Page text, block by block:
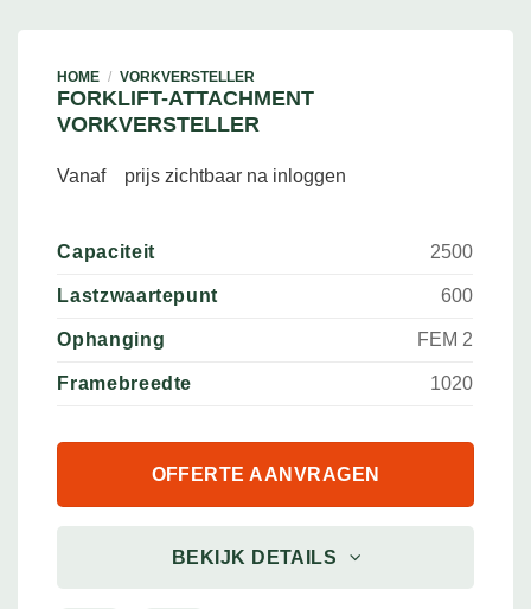
HOME / VORKVERSTELLER
FORKLIFT-ATTACHMENT
VORKVERSTELLER
Vanaf prijs zichtbaar na inloggen
Capaciteit 2500
Lastzwaartepunt 600
Ophanging FEM 2
Framebreedte 1020
OFFERTE AANVRAGEN
BEKIJK DETAILS